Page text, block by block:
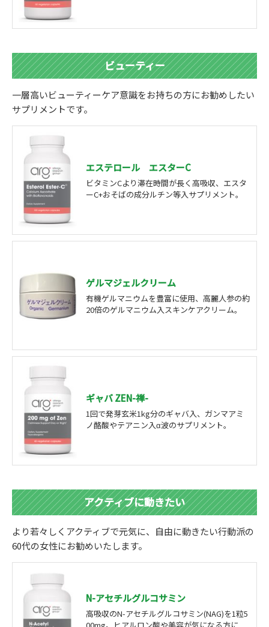
ビューティー
一層高いビューティーケア意識をお持ちの方にお勧めしたい
サプリメントです。
エステロール エスターC
ビタミンCより滞在時間が長く高吸収、エスタ
ーC+おそばの成分ルチン等入サプリメント。
ゲルマジェルクリーム
有機ゲルマニウムを豊富に使用、高麗人参の約
20倍のゲルマニウム入スキンケアクリーム。
ギャバ ZEN-禅-
1回で発芽玄米1kg分のギャバ入、ガンマアミ
ノ酪酸やテアニン入α波のサプリメント。
アクティブに動きたい
より若々しくアクティブで元気に、自由に動きたい行動派の
60代の女性にお勧めいたします。
N-アセチルグルコサミン
高吸収のN-アセチルグルコサミン(NAG)を1粒5